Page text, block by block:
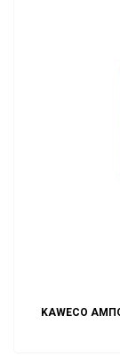
KAWECO